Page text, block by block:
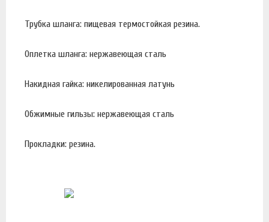
Трубка шланга: пищевая термостойкая резина.
Оплетка шланга: нержавеющая сталь
Накидная гайка: никелированная латунь
Обжимные гильзы: нержавеющая сталь
Прокладки: резина.